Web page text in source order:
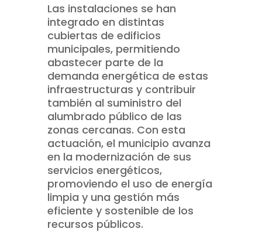
Las instalaciones se han
integrado en distintas
cubiertas de edificios
municipales, permitiendo
abastecer parte de la
demanda energética de estas
infraestructuras y contribuir
también al suministro del
alumbrado público de las
zonas cercanas. Con esta
actuación, el municipio avanza
en la modernización de sus
servicios energéticos,
promoviendo el uso de energía
limpia y una gestión más
eficiente y sostenible de los
recursos públicos.